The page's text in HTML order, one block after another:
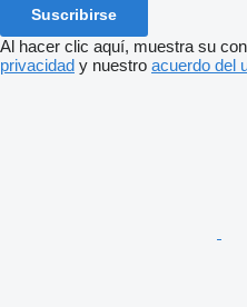
Suscribirse
Al hacer clic aquí, muestra su
privacidad y nuestro acuerdo del